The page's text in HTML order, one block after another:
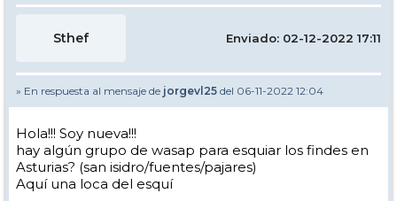
Sthef Enviado: 02-12-2022 17:11
» En respuesta al mensaje de jorgevl25 del 06-11-2022 12:04
Hola!!! Soy nueva!!!
hay algún grupo de wasap para esquiar los findes en
Asturias? (san isidro/fuentes/pajares)
Aquí una loca del esquí